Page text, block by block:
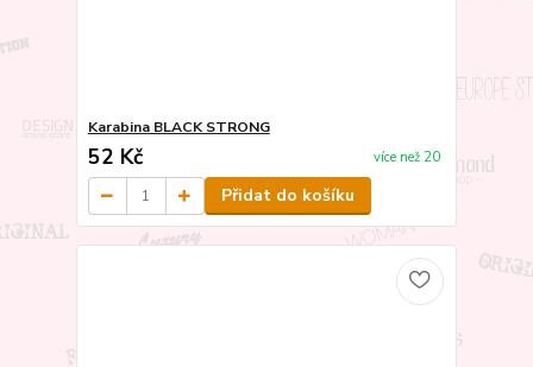
Karabina BLACK STRONG
52 Kč více než 20
Přidat do košíku